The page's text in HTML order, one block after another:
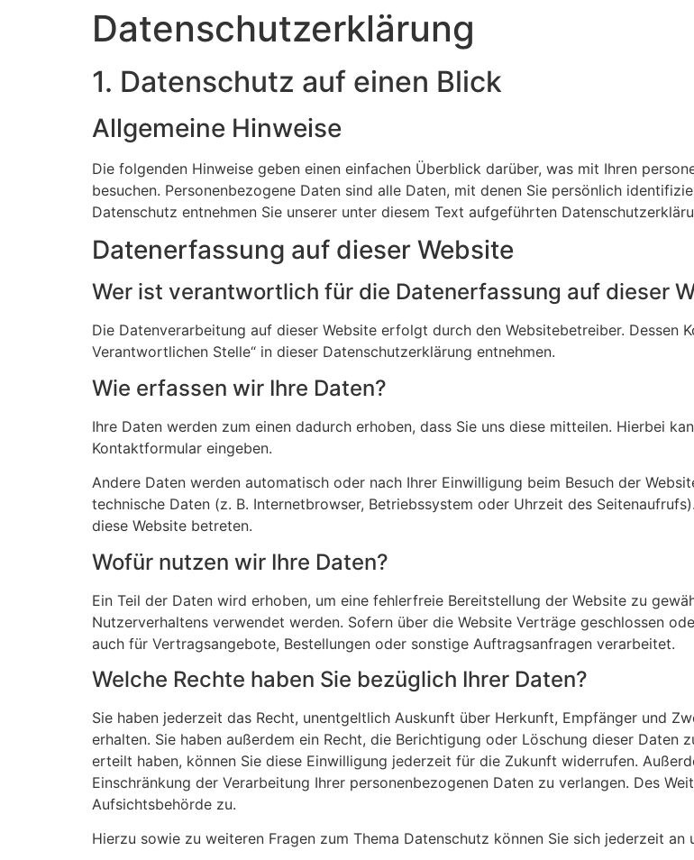
Datenschutz­erklärung
1. Datenschutz auf einen Blick
Allgemeine Hinweise
Die folgenden Hinweise geben einen einfachen Überblick darüber, was mit Ihren
besuchen. Personenbezogene Daten sind alle Daten, mit denen Sie persönlich
Datenschutz entnehmen Sie unserer unter diesem Text aufgeführten
Datenerfassung auf dieser Website
Wer ist verantwortlich für die Datenerfassung auf dieser
Die Datenverarbeitung auf dieser Website erfolgt durch den Websitebetreiber. Dessen
Verantwortlichen Stelle“ in dieser Datenschutzerklärung entnehmen.
Wie erfassen wir Ihre Daten?
Ihre Daten werden zum einen dadurch erhoben, dass Sie uns diese mitteilen. Hierbei
Kontaktformular eingeben.
Andere Daten werden automatisch oder nach Ihrer Einwilligung beim Besuch der
technische Daten (z. B. Internetbrowser, Betriebssystem oder Uhrzeit des
diese Website betreten.
Wofür nutzen wir Ihre Daten?
Ein Teil der Daten wird erhoben, um eine fehlerfreie Bereitstellung der Website zu
Nutzerverhaltens verwendet werden. Sofern über die Website Verträge geschlossen
auch für Vertragsangebote, Bestellungen oder sonstige Auftragsanfragen verarbeitet.
Welche Rechte haben Sie bezüglich Ihrer Daten?
Sie haben jederzeit das Recht, unentgeltlich Auskunft über Herkunft, Empfänger und
erhalten. Sie haben außerdem ein Recht, die Berichtigung oder Löschung dieser Daten
erteilt haben, können Sie diese Einwilligung jederzeit für die Zukunft widerrufen.
Einschränkung der Verarbeitung Ihrer personenbezogenen Daten zu verlangen. Des
Aufsichtsbehörde zu.
Hierzu sowie zu weiteren Fragen zum Thema Datenschutz können Sie sich jederzeit an